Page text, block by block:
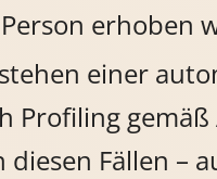
erhoben
einer
Profiling gemäß
diesen Fällen –